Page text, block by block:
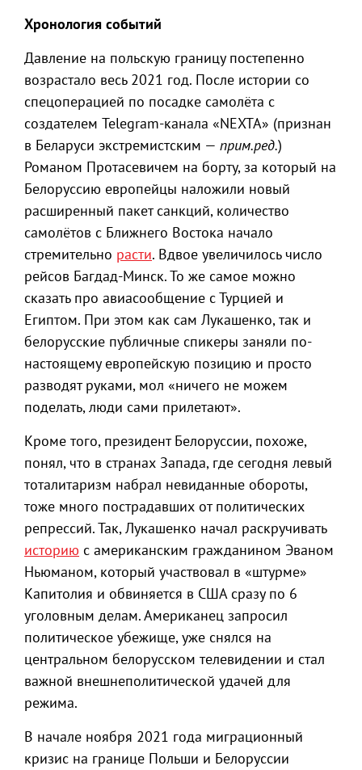
Хронология событий
Давление на польскую границу постепенно
возрастало весь 2021 год. После истории со
спецоперацией по посадке самолёта с
создателем Telegram-канала «NEXTA» (признан
в Беларуси экстремистским — прим.ред.)
Романом Протасевичем на борту, за который на
Белоруссию европейцы наложили новый
расширенный пакет санкций, количество
самолётов с Ближнего Востока начало
стремительно расти. Вдвое увеличилось число
рейсов Багдад-Минск. То же самое можно
сказать про авиасообщение с Турцией и
Египтом. При этом как сам Лукашенко, так и
белорусские публичные спикеры заняли по-
настоящему европейскую позицию и просто
разводят руками, мол «ничего не можем
поделать, люди сами прилетают».
Кроме того, президент Белоруссии, похоже,
понял, что в странах Запада, где сегодня левый
тоталитаризм набрал невиданные обороты,
тоже много пострадавших от политических
репрессий. Так, Лукашенко начал раскручивать
историю с американским гражданином Эваном
Ньюманом, который участвовал в «штурме»
Капитолия и обвиняется в США сразу по 6
уголовным делам. Американец запросил
политическое убежище, уже снялся на
центральном белорусском телевидении и стал
важной внешнеполитической удачей для
режима.
В начале ноября 2021 года миграционный
кризис на границе Польши и Белоруссии